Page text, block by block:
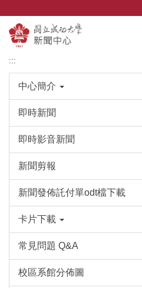
主
要
內
:::
中心簡介
即時新聞
即時影音新聞
新聞剪報
新聞發佈託付單odt檔下載
卡片下載
常見問題 Q&A
校區系館分佈圖